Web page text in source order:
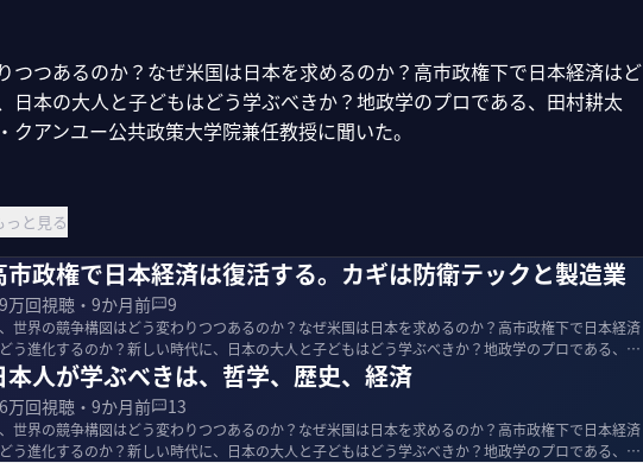
つつあるのか？なぜ米国は日本を求めるのか？高市政権下で日本経済はど
日本の大人と子どもはどう学ぶべきか？地政学のプロである、田村耕太
アンユー公共政策大学院兼任教授に聞いた。
っと見る
市政権で日本経済は復活する。カギは防衛テックと製造業
万回視聴・ 9か月前 9
世界の競争構図はどう変わりつつあるのか？なぜ米国は日本を求めるのか？高市政権下で日本経済
う進化するのか？新しい時代に、日本の大人と子どもはどう学ぶべきか？地政学のプロである、田
太郎・シンガ...
本人が学ぶべきは、哲学、歴史、経済
万回視聴・ 9か月前 13
世界の競争構図はどう変わりつつあるのか？なぜ米国は日本を求めるのか？高市政権下で日本経済
う進化するのか？新しい時代に、日本の大人と子どもはどう学ぶべきか？地政学のプロである、田